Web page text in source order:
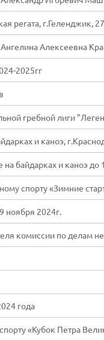
регата, г.Геленджик,
Алексеевна
2025гг
гребной лиги
и каноэ,
байдарках и каноэ до
спорту «Зимние
ноября 2024г.
комиссии по делам
года
«Кубок Петра